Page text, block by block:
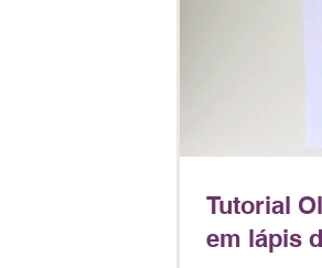
Tutorial
em lápis